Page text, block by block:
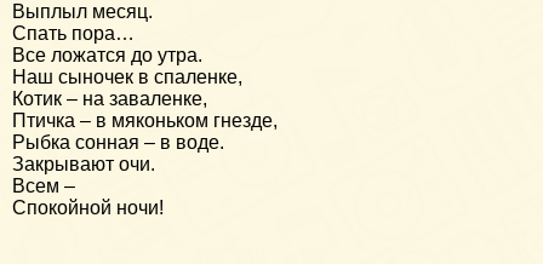
Выплыл месяц.
Спать пора…
Все ложатся до утра.
Наш сыночек в спаленке,
Котик – на заваленке,
Птичка – в мяконьком гнезде,
Рыбка сонная – в воде.
Закрывают очи.
Всем –
Спокойной ночи!